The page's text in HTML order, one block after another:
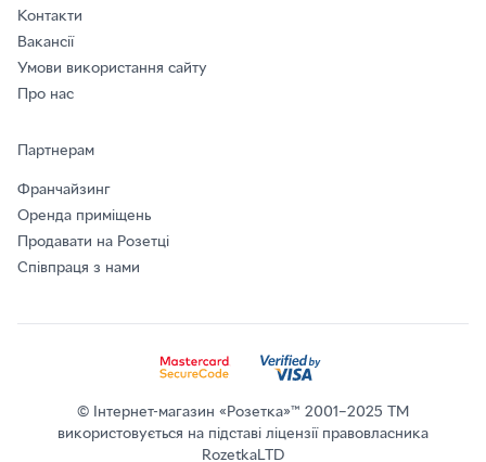
Контакти
Вакансії
Умови використання сайту
Про нас
Партнерам
Франчайзинг
Оренда приміщень
Продавати на Розетці
Співпраця з нами
© Інтернет-магазин «Розетка»™ 2001–2025 ТМ
використовується на підставі ліцензії правовласника
RozetkaLTD